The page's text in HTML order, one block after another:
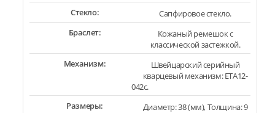
Стекло:
Сапфировое стекло.
Браслет:
Кожаный ремешок с
классической застежкой.
Механизм:
Швейцарский серийный
кварцевый механизм: ETA12-
042c.
Размеры:
Диаметр: 38 (мм), Толщина: 9